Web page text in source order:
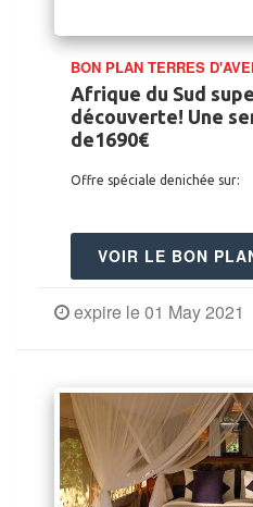
BON PLAN TERRES
Afrique du Sud
découverte! Une
de1690€
Offre spéciale denichée sur:
VOIR LE BON
expire le 01 May 2021